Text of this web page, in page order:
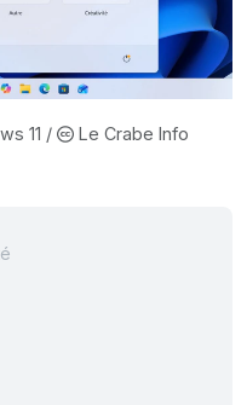
11 / Le Crabe Info